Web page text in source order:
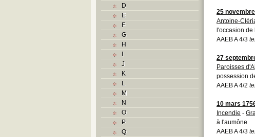
D
E
F
G
H
I
J
K
L
M
N
O
P
Q
25
Antoine-
l'occasion de
AAEB A 4/3
27
Paroisses
possession
AAEB A 4/2
10 mars
Incendie -
à l'aumône
AAEB A 4/3